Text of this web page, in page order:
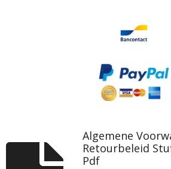
Algemene
Retourbeleid
Pdf